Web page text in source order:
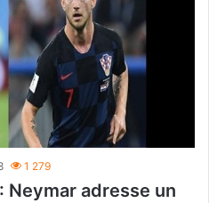
1 279
Neymar adresse un